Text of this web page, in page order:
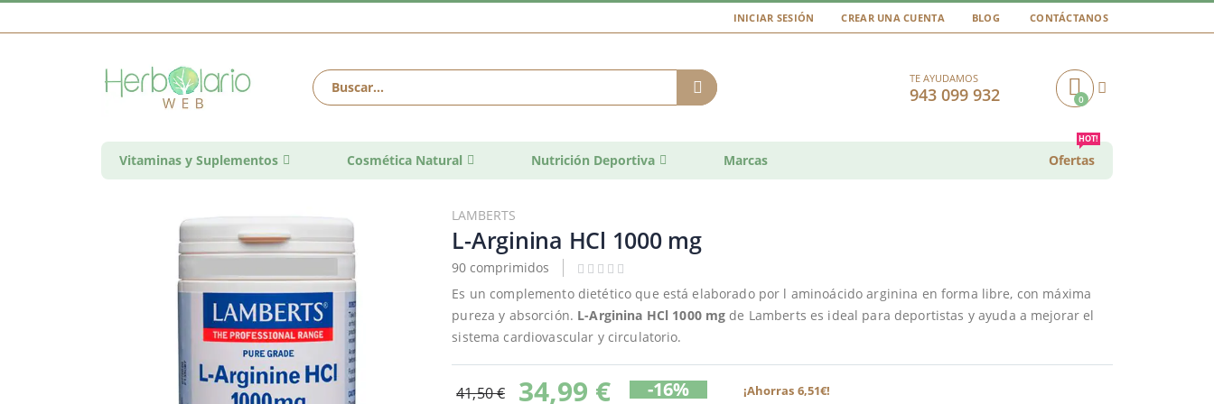
INICIAR SESIÓN CREAR UNA CUENTA BLOG CONTÁCTANOS
TE AYUDAMOS
943 099 932 Cart0
Vitaminas y Suplementos Cosmética Natural Nutrición Deportiva Marcas Ofertas
HOT!
LAMBERTS
L-Arginina HCl 1000 mg
90 comprimidos
Es un complemento dietético que está elaborado por l aminoácido arginina en forma libre, con máxima
pureza y absorción. L-Arginina HCl 1000 mg de Lamberts es ideal para deportistas y ayuda a mejorar el
sistema cardiovascular y circulatorio.
41,50 € 34,99 € -16% ¡Ahorras 6,51€!